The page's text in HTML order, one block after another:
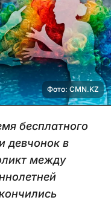
Фото: CMN.KZ
бесплатного
девчонок в
между